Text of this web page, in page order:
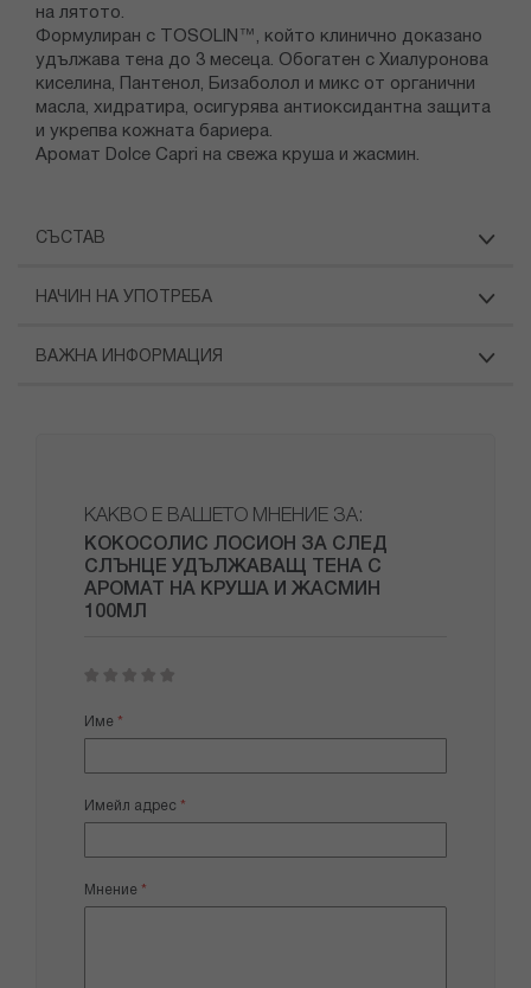
на лятото.
Формулиран с TOSOLIN™, който клинично доказано
удължава тена до 3 месеца. Обогатен с Хиалуронова
киселина, Пантенол, Бизаболол и микс от органични
масла, хидратира, осигурява антиоксидантна защита
и укрепва кожната бариера.
Аромат Dolce Capri на свежа круша и жасмин.
СЪСТАВ
НАЧИН НА УПОТРЕБА
ВАЖНА ИНФОРМАЦИЯ
КАКВО Е ВАШЕТО МНЕНИЕ ЗА:
КОКОСОЛИС ЛОСИОН ЗА СЛЕД
СЛЪНЦЕ УДЪЛЖАВАЩ ТЕНА С
АРОМАТ НА КРУША И ЖАСМИН
100МЛ
star
stars
stars
stars
stars
Име
Имейл адрес
Мнение